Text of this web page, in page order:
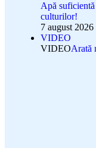
Apă
culturilor!
7 august 2026
VIDEO
VIDEOArată